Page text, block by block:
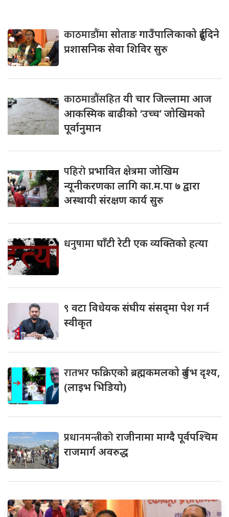
काठमाडौंमासोताङ गाउँपालिकाको दुईदिने
प्रशासनिक सेवा शिविर सुरु
काठमाडौंसहितयी चार जिल्लामा आज
आकस्मिक बाढीको ‘उच्च’ जोखिमको
पूर्वानुमान
पहिरोप्रभावित क्षेत्रमा जोखिम
न्यूनीकरणका लागि का.म.पा ७ द्वारा
अस्थायी संरक्षण कार्य सुरु
धनुषामाघाँटी रेटी एक व्यक्तिको हत्या
९ वटा विधेयक संघीय संसद्‌मा पेश गर्न
स्वीकृत
रातभरफक्रिएको ब्रह्मकमलको दुर्लभ दृश्य,
(लाइभ भिडियो)
प्रधानमन्त्रीकोराजीनामा माग्दै पूर्वपश्चिम
राजमार्ग अवरुद्ध